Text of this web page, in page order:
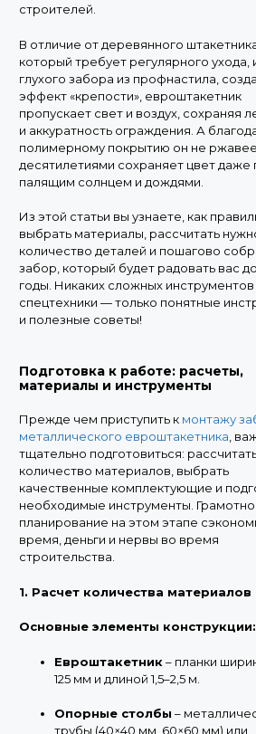
строителей.
В отличие от деревянного
который требует регулярного ухода,
глухого забора из профнастила,
эффект «крепости», евроштакетник
пропускает свет и воздух, сохраняя
и аккуратность ограждения. А
полимерному покрытию он не
десятилетиями сохраняет цвет даже
палящим солнцем и дождями.
Из этой статьи вы узнаете, как
выбрать материалы, рассчитать
количество деталей и пошагово
забор, который будет радовать вас
годы. Никаких сложных инструментов
спецтехники — только понятные
и полезные советы!
Подготовка к работе: расчеты,
материалы и инструменты
Прежде чем приступить к монтажу
металлического евроштакетника ,
тщательно подготовиться:
количество материалов, выбрать
качественные комплектующие и
необходимые инструменты.
планирование на этом этапе
время, деньги и нервы во время
строительства.
1. Расчет количества материалов
Основные элементы конструкции:
Евроштакетник – планки
125 мм и длиной 1,5–2,5 м.
Опорные столбы –
трубы (40×40 мм, 60×60 мм) или